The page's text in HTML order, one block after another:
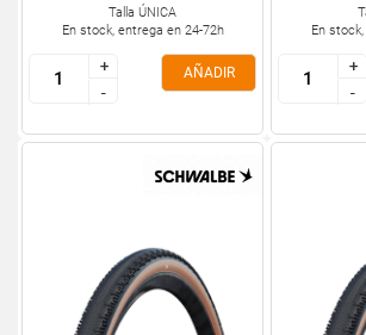
Talla ÚNICA
En stock, entrega en 24-72h
+
-
+
-
AÑADIR
En
+
-
+
-